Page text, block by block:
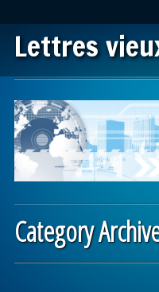
Lettres
Main menu
Category